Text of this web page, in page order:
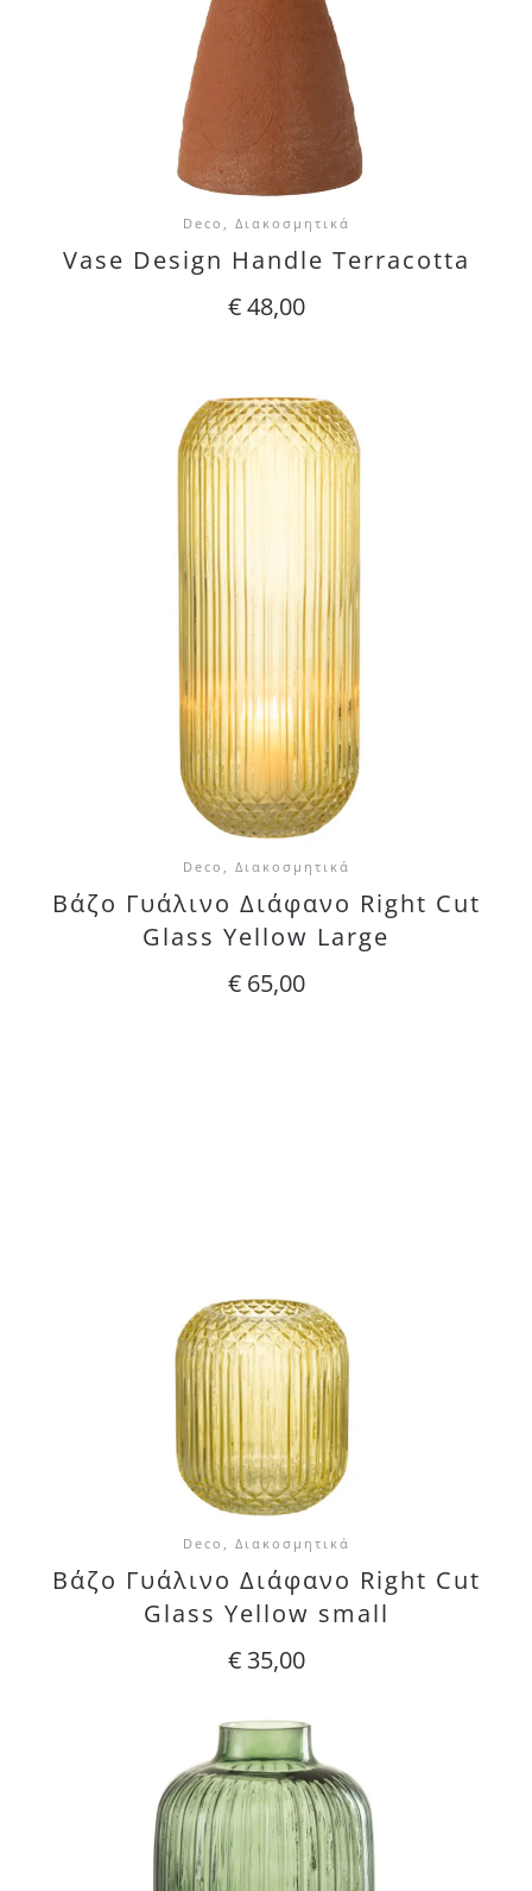
Deco, Διακοσμητικά
Vase Design Handle Terracotta
€48,00
Deco, Διακοσμητικά
Βάζο Γυάλινο Διάφανο Right Cut
Glass Yellow Large
€65,00
Deco, Διακοσμητικά
Βάζο Γυάλινο Διάφανο Right Cut
Glass Yellow small
€35,00